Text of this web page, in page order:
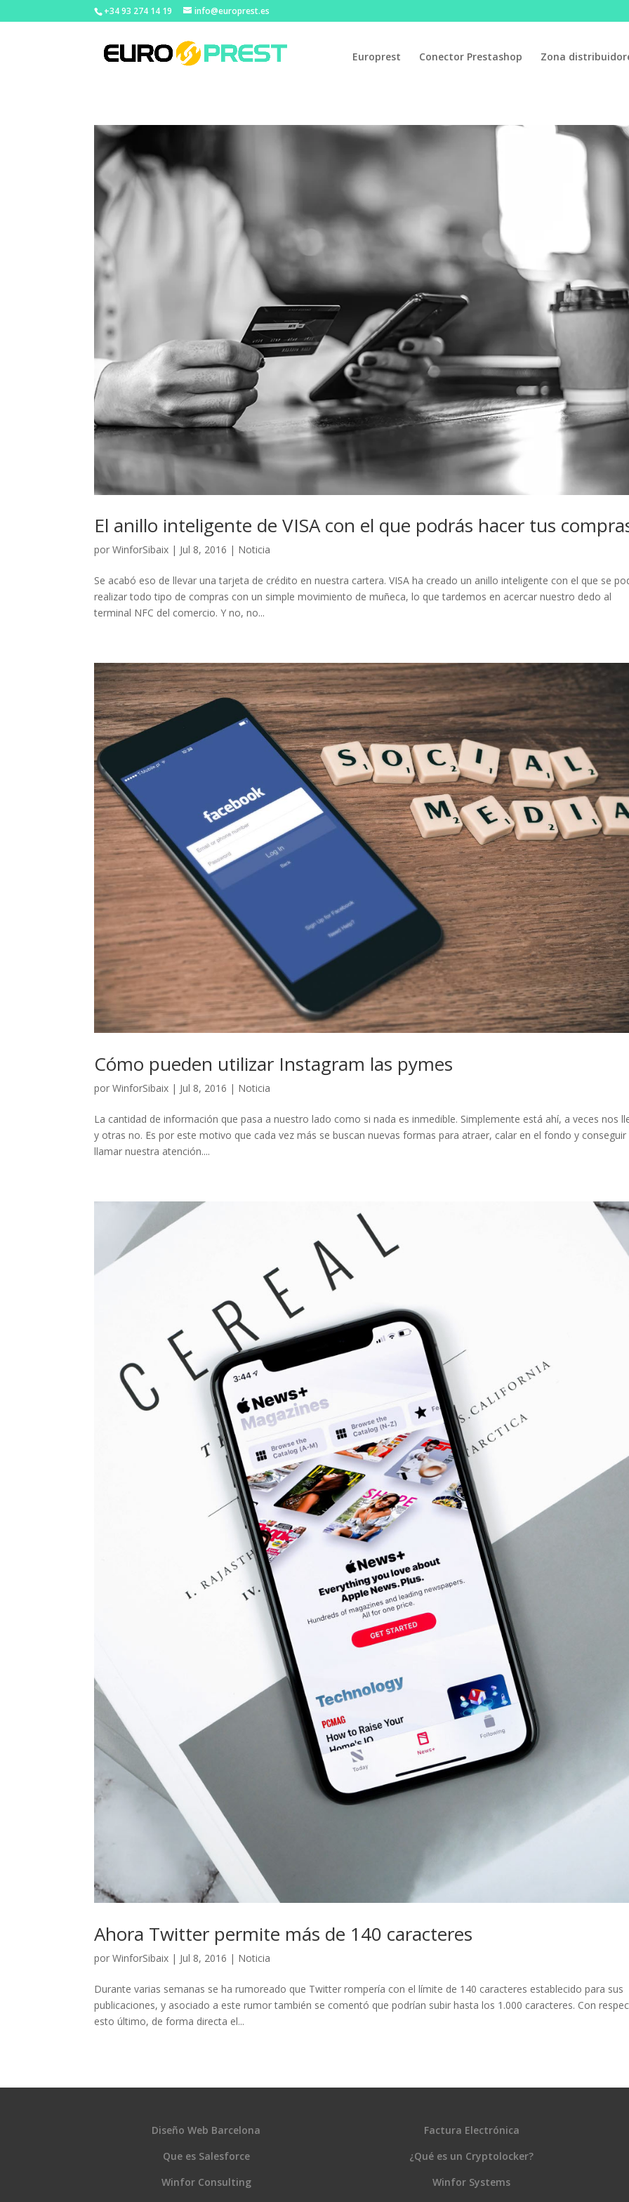
+34 93 274 14 19 info@europrest.es
Europrest Conector Prestashop Zona
El anillo inteligente de VISA con el que podrás hacer tus
porWinforSibaix | Jul 8, 2016 | Noticia
Se acabó eso de llevar una tarjeta de crédito en nuestra cartera. VISA ha creado un anillo inteligente con el que se
realizar todo tipo de compras con un simple movimiento de muñeca, lo que tardemos en acercar nuestro dedo al
terminal NFC del comercio. Y no, no...
Cómo pueden utilizar Instagram las pymes
porWinforSibaix | Jul 8, 2016 | Noticia
La cantidad de información que pasa a nuestro lado como si nada es inmedible. Simplemente está ahí, a veces nos
y otras no. Es por este motivo que cada vez más se buscan nuevas formas para atraer, calar en el fondo y conseguir
llamar nuestra atención....
Ahora Twitter permite más de 140 caracteres
porWinforSibaix | Jul 8, 2016 | Noticia
Durante varias semanas se ha rumoreado que Twitter rompería con el límite de 140 caracteres establecido para sus
publicaciones, y asociado a este rumor también se comentó que podrían subir hasta los 1.000 caracteres. Con
esto último, de forma directa el...
Diseño Web Barcelona
Que es Salesforce
Winfor Consulting
Factura Electrónica
¿Qué es un Cryptolocker?
Winfor Systems